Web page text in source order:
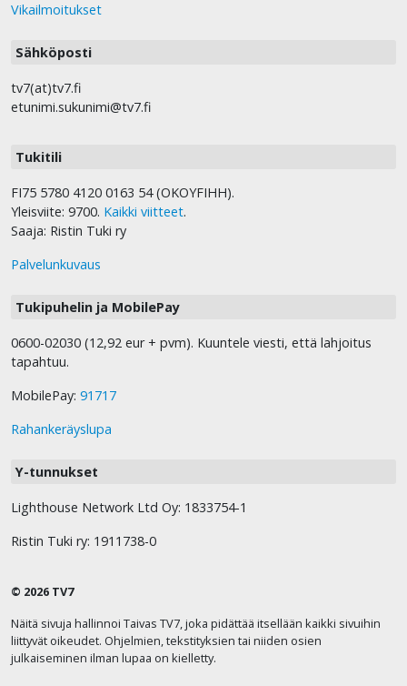
Vikailmoitukset
Sähköposti
tv7(at)tv7.fi
etunimi.sukunimi@tv7.fi
Tukitili
FI75 5780 4120 0163 54 (OKOYFIHH).
Yleisviite: 9700. Kaikki viitteet.
Saaja: Ristin Tuki ry
Palvelunkuvaus
Tukipuhelin ja MobilePay
0600-02030 (12,92 eur + pvm). Kuuntele viesti, että lahjoitus
tapahtuu.
MobilePay: 91717
Rahankeräyslupa
Y-tunnukset
Lighthouse Network Ltd Oy: 1833754-1
Ristin Tuki ry: 1911738-0
© 2026 TV7
Näitä sivuja hallinnoi Taivas TV7, joka pidättää itsellään kaikki sivuihin
liittyvät oikeudet. Ohjelmien, tekstityksien tai niiden osien
julkaiseminen ilman lupaa on kielletty.